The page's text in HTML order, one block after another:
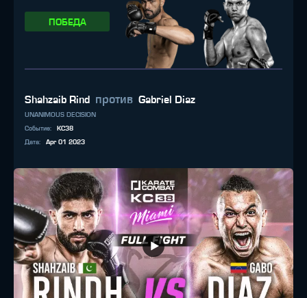
ПОБЕДА
Shahzaib Rind против Gabriel Diaz
UNANIMOUS DECISION
Событие:
KC38
Дата: Apr 01 2023